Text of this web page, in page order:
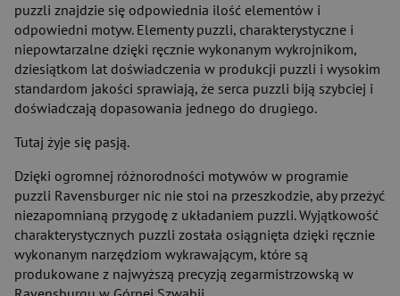
puzzli znajdzie się odpowiednia ilość elementów i
odpowiedni motyw. Elementy puzzli, charakterystyczne i
niepowtarzalne dzięki ręcznie wykonanym wykrojnikom,
dziesiątkom lat doświadczenia w produkcji puzzli i wysokim
standardom jakości sprawiają, że serca puzzli biją szybciej i
doświadczają dopasowania jednego do drugiego.
Tutaj żyje się pasją.
Dzięki ogromnej różnorodności motywów w programie
puzzli Ravensburger nic nie stoi na przeszkodzie, aby przeżyć
niezapomnianą przygodę z układaniem puzzli. Wyjątkowość
charakterystycznych puzzli została osiągnięta dzięki ręcznie
wykonanym narzędziom wykrawającym, które są
produkowane z najwyższą precyzją zegarmistrzowską w